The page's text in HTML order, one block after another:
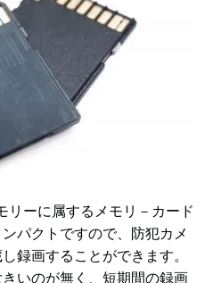
リーに属するメモリ－カード
パクトですので、防犯カメ
録画することができます。
いのが無く、短期間の録画